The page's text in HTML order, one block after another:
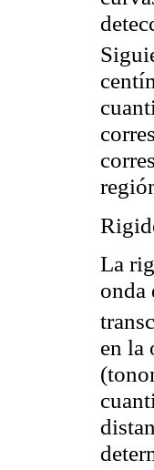
La
onda
en la
(